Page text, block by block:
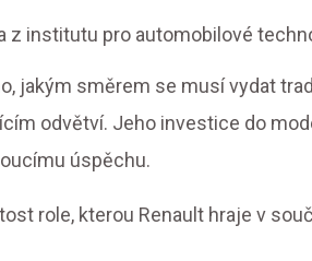
z institutu pro automobilové
jakým směrem se musí vydat
odvětví. Jeho investice do
úspěchu.
role, kterou Renault hraje v